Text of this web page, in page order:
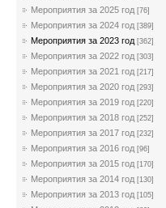
Мероприятия за 2025 год [76]
Мероприятия за 2024 год [389]
Мероприятия за 2023 год [362]
Мероприятия за 2022 год [303]
Мероприятия за 2021 год [217]
Мероприятия за 2020 год [293]
Мероприятия за 2019 год [220]
Мероприятия за 2018 год [252]
Мероприятия за 2017 год [232]
Мероприятия за 2016 год [96]
Мероприятия за 2015 год [170]
Мероприятия за 2014 год [130]
Мероприятия за 2013 год [105]